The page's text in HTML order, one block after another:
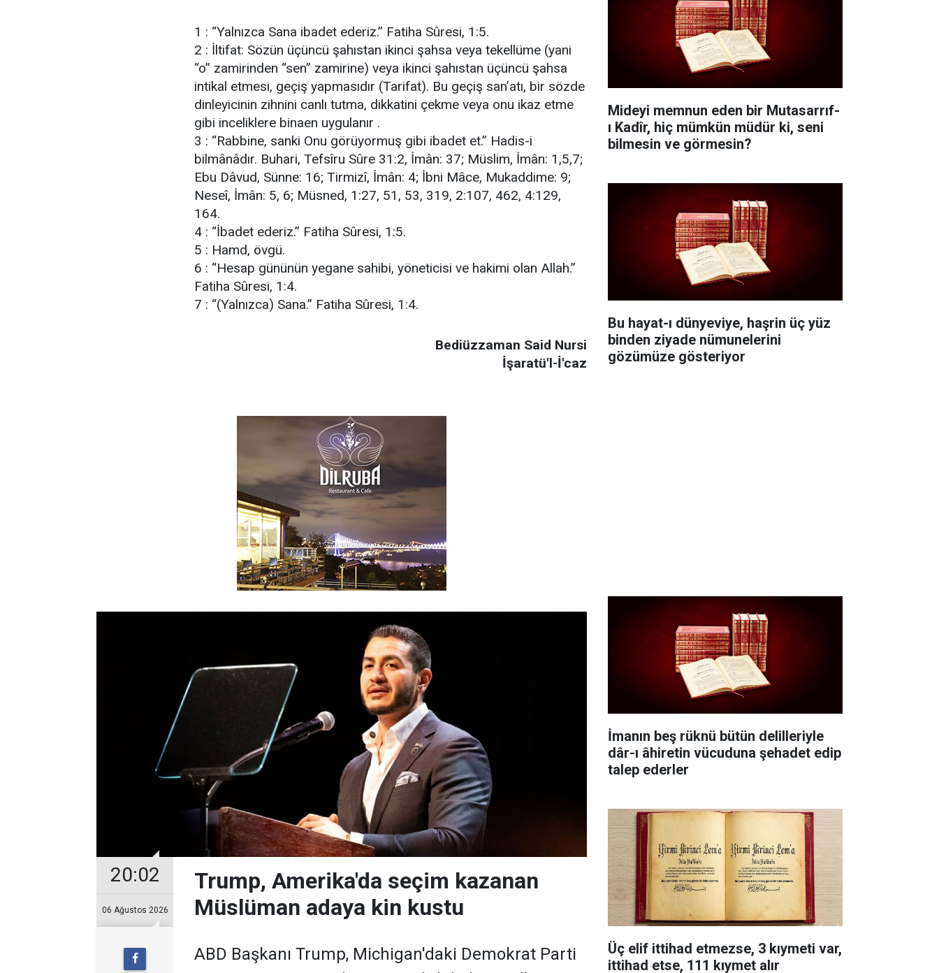
1 : “Yalnızca Sana ibadet ederiz.” Fatiha Sûresi, 1:5.
2 : İltifat: Sözün üçüncü şahıstan ikinci şahsa veya tekellüme (yani
“o” zamirinden “sen” zamirine) veya ikinci şahıstan üçüncü şahsa
intikal etmesi, geçiş yapmasıdır (Tarifat). Bu geçiş san’atı, bir sözde
dinleyicinin zihnini canlı tutma, dikkatini çekme veya onu ikaz etme
gibi inceliklere binaen uygulanır .
3 : “Rabbine, sanki Onu görüyormuş gibi ibadet et.” Hadis-i
bilmânâdır. Buhari, Tefsîru Sûre 31:2, İmân: 37; Müslim, İmân: 1,5,7;
Ebu Dâvud, Sünne: 16; Tirmizî, İmân: 4; İbni Mâce, Mukaddime: 9;
Neseî, İmân: 5, 6; Müsned, 1:27, 51, 53, 319, 2:107, 462, 4:129,
164.
4 : “İbadet ederiz.” Fatiha Sûresi, 1:5.
5 : Hamd, övgü.
6 : “Hesap gününün yegane sahibi, yöneticisi ve hakimi olan Allah.”
Fatiha Sûresi, 1:4.
7 : “(Yalnızca) Sana.” Fatiha Sûresi, 1:4.
Bediüzzaman Said Nursi
İşaratü'l-İ'caz
20:02
06 Ağustos 2026
Trump, Amerika'da seçim kazanan
Müslüman adaya kin kustu
ABD Başkanı Trump, Michigan'daki Demokrat Parti
Mideyi memnun eden bir Mutasarrıf-
ı Kadîr, hiç mümkün müdür ki, seni
bilmesin ve görmesin?
Bu hayat-ı dünyeviye, haşrin üç yüz
binden ziyade nümunelerini
gözümüze gösteriyor
İmanın beş rüknü bütün delilleriyle
dâr-ı âhiretin vücuduna şehadet edip
talep ederler
Üç elif ittihad etmezse, 3 kıymeti var,
ittihad etse, 111 kıymet alır